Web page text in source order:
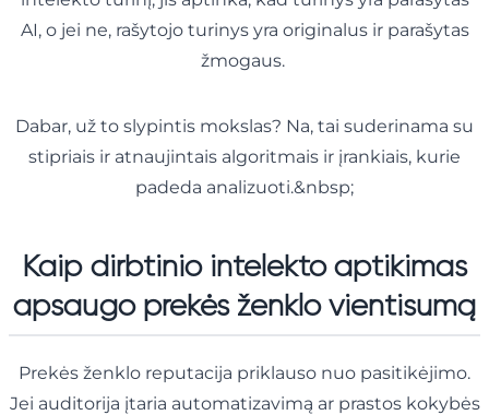
AI, o jei ne, rašytojo turinys yra originalus ir parašytas
žmogaus.
Dabar, už to slypintis mokslas? Na, tai suderinama su
stipriais ir atnaujintais algoritmais ir įrankiais, kurie
padeda analizuoti.&nbsp;
Kaip dirbtinio intelekto aptikimas
apsaugo prekės ženklo vientisumą
Prekės ženklo reputacija priklauso nuo pasitikėjimo.
Jei auditorija įtaria automatizavimą ar prastos kokybės